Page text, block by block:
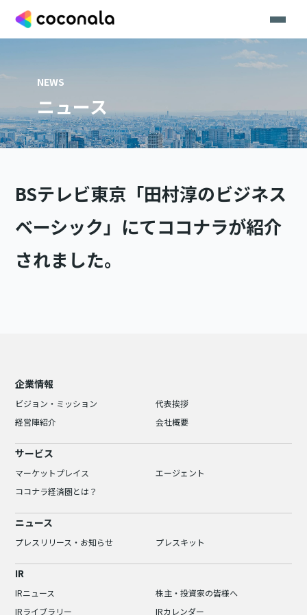
NEWS
ニュース
BSテレビ東京「田村淳のビジネス
ベーシック」にてココナラが紹介
されました。
企業情報
ビジョン・ミッション
代表挨拶
経営陣紹介
会社概要
サービス
マーケットプレイス
エージェント
ココナラ経済圏とは？
ニュース
プレスリリース・お知らせ プレスキット
IR
IRニュース
株主・投資家の皆様へ
IRライブラリー
IRカレンダー